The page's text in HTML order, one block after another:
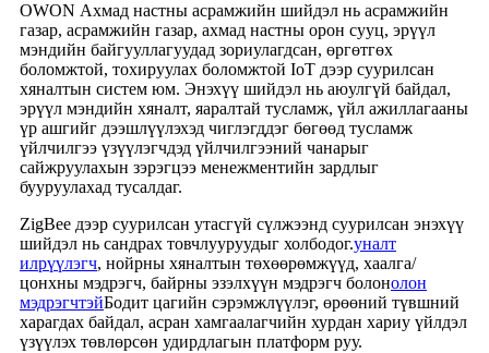
OWON Ахмад настны асрамжийн шийдэл нь асрамжийн
газар, асрамжийн газар, ахмад настны орон сууц, эрүүл
мэндийн байгууллагуудад зориулагдсан, өргөтгөх
боломжтой, тохируулах боломжтой IoT дээр суурилсан
хяналтын систем юм. Энэхүү шийдэл нь аюулгүй байдал,
эрүүл мэндийн хяналт, яаралтай тусламж, үйл ажиллагааны
үр ашгийг дээшлүүлэхэд чиглэгддэг бөгөөд тусламж
үйлчилгээ үзүүлэгчдэд үйлчилгээний чанарыг
сайжруулахын зэрэгцээ менежментийн зардлыг
бууруулахад тусалдаг.
ZigBee дээр суурилсан утасгүй сүлжээнд суурилсан энэхүү
шийдэл нь сандрах товчлууруудыг холбодог.уналт
илрүүлэгч, нойрны хяналтын төхөөрөмжүүд, хаалга/
цонхны мэдрэгч, байрны эзэлхүүн мэдрэгч болонолон
мэдрэгчтэйБодит цагийн сэрэмжлүүлэг, өрөөний түвшний
харагдах байдал, асран хамгаалагчийн хурдан хариу үйлдэл
үзүүлэх төвлөрсөн удирдлагын платформ руу.